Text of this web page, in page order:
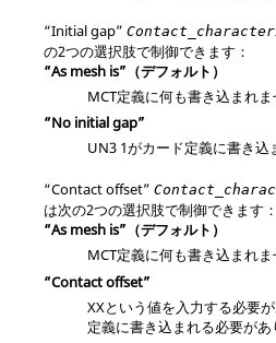
“Initial gap”
の2つの選択肢で制御できます：
“As mesh is”（デフォルト）
MCT定義に何も書き込まれま
“No initial gap”
UN3 1がカード定義に書き込
“Contact offset”
は次の2つの選択肢で制御できます：
“As mesh is”（デフォルト）
MCT定義に何も書き込まれま
“Contact offset”
XXという値を入力する必要
定義に書き込まれる必要があ